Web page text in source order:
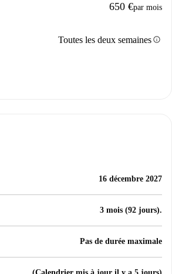
650 €par mois
Toutes les deux semainesinfo
16 décembre 2027
3 mois (92 jours).
Pas de durée maximale